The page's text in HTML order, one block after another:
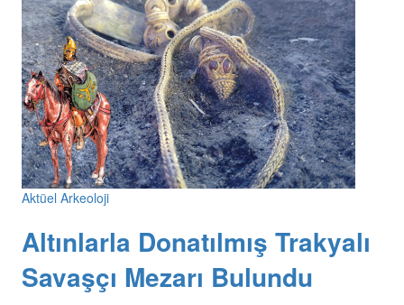
Aktüel Arkeoloji
Altınlarla Donatılmış Trakyalı
Savaşçı Mezarı Bulundu